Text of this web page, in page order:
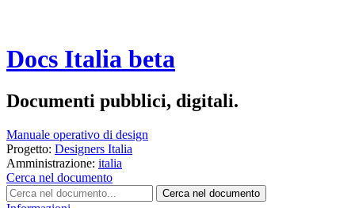
Docs Italia beta
Documenti pubblici, digitali.
Manuale operativo di design
Progetto: Designers Italia
Amministrazione: italia
Cerca nel documento
Cerca nel documento